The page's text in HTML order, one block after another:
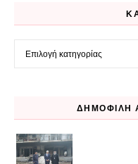
Kατηγορίες
ΔΗΜΟΦΙΛΉ